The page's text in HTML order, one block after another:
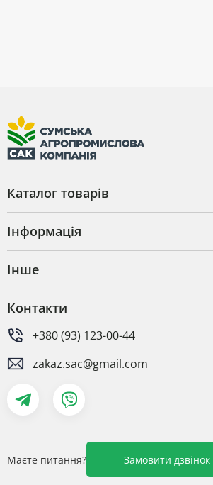
Маєте питання? Замовити дзвінок
Каталог товарів
Інформація
Інше
Контакти
+380 (93) 123-00-44
zakaz.sac@gmail.com